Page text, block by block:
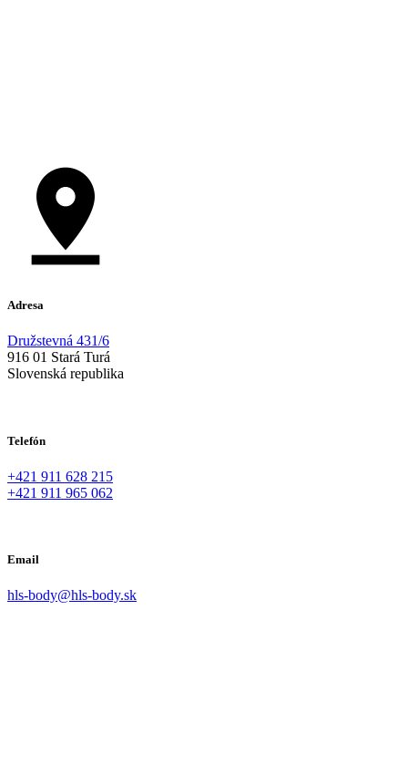
Adresa
Družstevná 431/6
916 01 Stará Turá
Slovenská republika
Telefón
+421 911 628 215
+421 911 965 062
Email
hls-body@hls-body.sk